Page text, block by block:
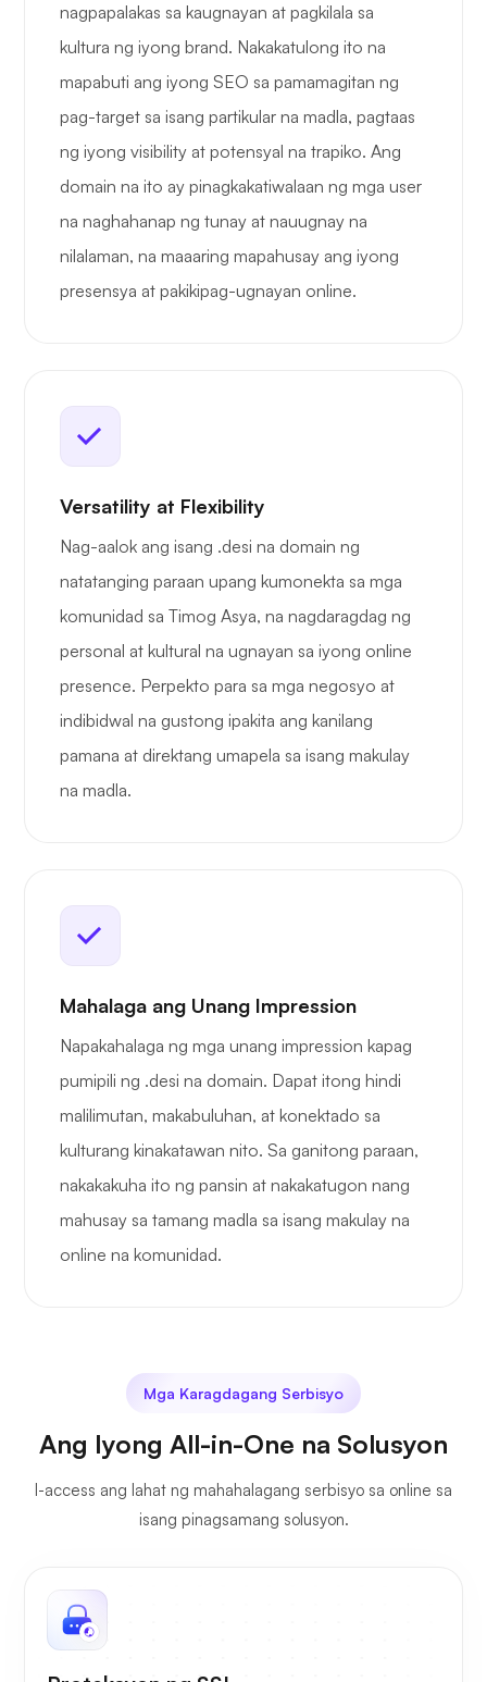
nagpapalakas sa kaugnayan at pagkilala sa
kultura ng iyong brand. Nakakatulong ito na
mapabuti ang iyong SEO sa pamamagitan ng
pag-target sa isang partikular na madla, pagtaas
ng iyong visibility at potensyal na trapiko. Ang
domain na ito ay pinagkakatiwalaan ng mga user
na naghahanap ng tunay at nauugnay na
nilalaman, na maaaring mapahusay ang iyong
presensya at pakikipag-ugnayan online.
Versatility at Flexibility
Nag-aalok ang isang .desi na domain ng
natatanging paraan upang kumonekta sa mga
komunidad sa Timog Asya, na nagdaragdag ng
personal at kultural na ugnayan sa iyong online
presence. Perpekto para sa mga negosyo at
indibidwal na gustong ipakita ang kanilang
pamana at direktang umapela sa isang makulay
na madla.
Mahalaga ang Unang Impression
Napakahalaga ng mga unang impression kapag
pumipili ng .desi na domain. Dapat itong hindi
malilimutan, makabuluhan, at konektado sa
kulturang kinakatawan nito. Sa ganitong paraan,
nakakakuha ito ng pansin at nakakatugon nang
mahusay sa tamang madla sa isang makulay na
online na komunidad.
Mga Karagdagang Serbisyo
Ang Iyong All-in-One na Solusyon
I-access ang lahat ng mahahalagang serbisyo sa online sa
isang pinagsamang solusyon.